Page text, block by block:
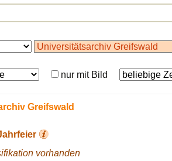
nur mit Bild
Greifswald
vorhanden